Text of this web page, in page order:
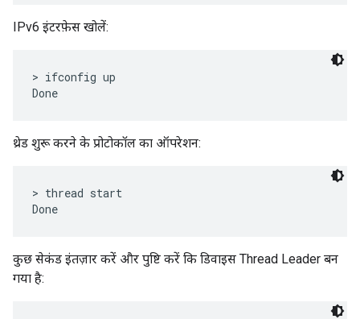
IPv6 इंटरफ़ेस खोलें:
> ifconfig up
थ्रेड शुरू करने के प्रोटोकॉल का ऑपरेशन:
> thread start
कुछ सेकंड इंतज़ार करें और पुष्टि करें कि डिवाइस Thread Leader बन
गया है: